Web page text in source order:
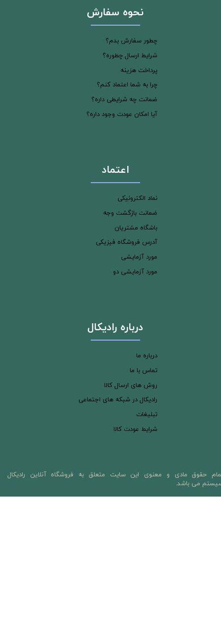
نحوه سفارش
چطور سفارش بدم؟
شرایط ارسال چطوره؟
پرداخت هزینه
چرا به شما اعتماد کنم؟
ضمانت چه شرایطی داره؟
آیا امکان عودت وجود داره؟
حقوق مادی و معنوی این سایت متعلق به فروشگاه آنلاین رادیکال
می باشد.
اعتماد
نماد الکترونیکی
ضمانت بازگشت وجه
باشگاه مشتریان
آدرس فروشگاه فیزیکی
مورد آزمایشی
مورد آزمایشی دو
درباره رادیکال
درباره ما
تماس با ما
روش های ارسال کالا
رادیکال در شبکه های اجتماعی
تبلیغات
شرایط عودت کالا